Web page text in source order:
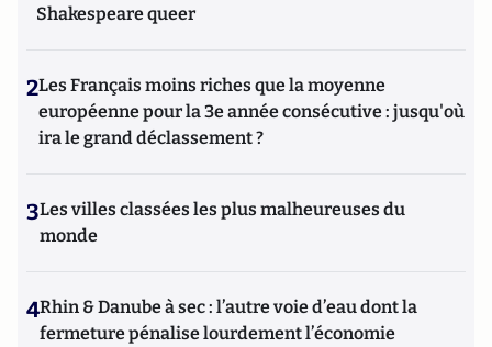
Shakespeare queer
2Les Français moins riches que la moyenne
européenne pour la 3e année consécutive : jusqu'où
ira le grand déclassement ?
3Les villes classées les plus malheureuses du
monde
4Rhin & Danube à sec : l’autre voie d’eau dont la
fermeture pénalise lourdement l’économie